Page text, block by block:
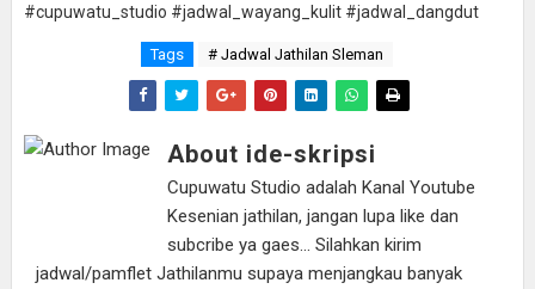
#cupuwatu_studio #jadwal_wayang_kulit #jadwal_dangdut
Tags # Jadwal Jathilan Sleman
About ide-skripsi
Cupuwatu Studio adalah Kanal Youtube
Kesenian jathilan, jangan lupa like dan
subcribe ya gaes... Silahkan kirim
jadwal/pamflet Jathilanmu supaya menjangkau banyak